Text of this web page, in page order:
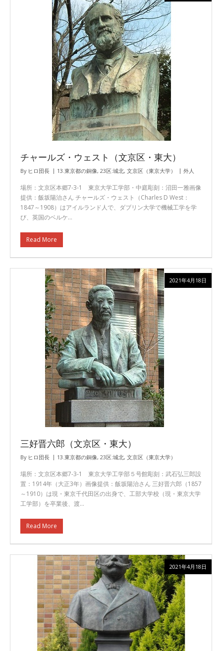
チャールズ・ウェスト（文京区・東大）
By ヒロ団長 13.東京都の銅像, 23区:城北, 文京区（東京大学） 外人
場所：文京区本郷7-3-1 東京大学工学部・中庭彫刻：沼田一雅画像
提供：飯坂陽治さん チャールズ・ウェスト（Charles D West：
1847～1908）はアイルランド人で、ダブリン大学で機械工学を学
び、英国のベルケ…
Read More
三好晋六郎（文京区・東大）
By ヒロ団長 13.東京都の銅像, 23区:城北, 文京区（東京大学）
場所：文京区本郷7-3-1 東京大学工学部５号館彫刻：武石弘三郎設
置：1914年（大正3年）画像提供：飯坂陽治さん 三好晋六郎（1857
～1910）は現・東京千代田区の出身で、工部大学校（現・東京大学
工学部）を卒業後、渡…
Read More
2021年4月18日
2021年4月18日